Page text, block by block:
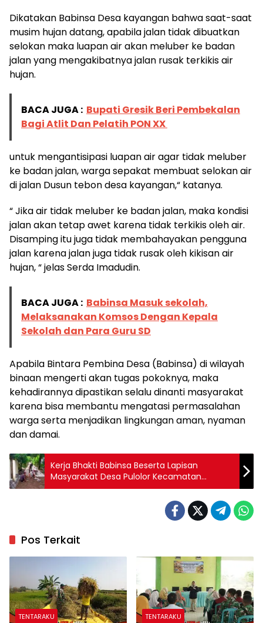
Dikatakan Babinsa Desa kayangan bahwa saat-saat
musim hujan datang, apabila jalan tidak dibuatkan
selokan maka luapan air akan meluber ke badan
jalan yang mengakibatnya jalan rusak terkikis air
hujan.
BACA JUGA : Bupati Gresik Beri Pembekalan
Bagi Atlit Dan Pelatih PON XX
untuk mengantisipasi luapan air agar tidak meluber
ke badan jalan, warga sepakat membuat selokan air
di jalan Dusun tebon desa kayangan,“ katanya.
“ Jika air tidak meluber ke badan jalan, maka kondisi
jalan akan tetap awet karena tidak terkikis oleh air.
Disamping itu juga tidak membahayakan pengguna
jalan karena jalan juga tidak rusak oleh kikisan air
hujan, “ jelas Serda Imadudin.
BACA JUGA : Babinsa Masuk sekolah,
Melaksanakan Komsos Dengan Kepala
Sekolah dan Para Guru SD
Apabila Bintara Pembina Desa (Babinsa) di wilayah
binaan mengerti akan tugas pokoknya, maka
kehadirannya dipastikan selalu dinanti masyarakat
karena bisa membantu mengatasi permasalahan
warga serta menjadikan lingkungan aman, nyaman
dan damai.
Kerja Bhakti Babinsa Beserta Lapisan
Masyarakat Desa Pulolor Kecamatan
Jombang Kabupaten Jombang
Pos Terkait
TENTARAKU TENTARAKU